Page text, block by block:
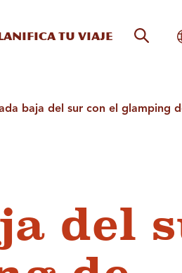
tu viaje
baja del sur con el glamping
del